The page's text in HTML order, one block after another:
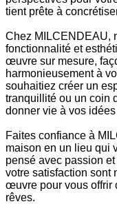
tient prête à
Chez MILCENDEAU,
fonctionnalité et
œuvre sur mesure,
harmonieusement à
souhaitiez créer un
tranquillité ou un coin
donner vie à vos
Faites confiance à
maison en un lieu qui
pensé avec passion
votre satisfaction sont
œuvre pour vous offrir
rêves.